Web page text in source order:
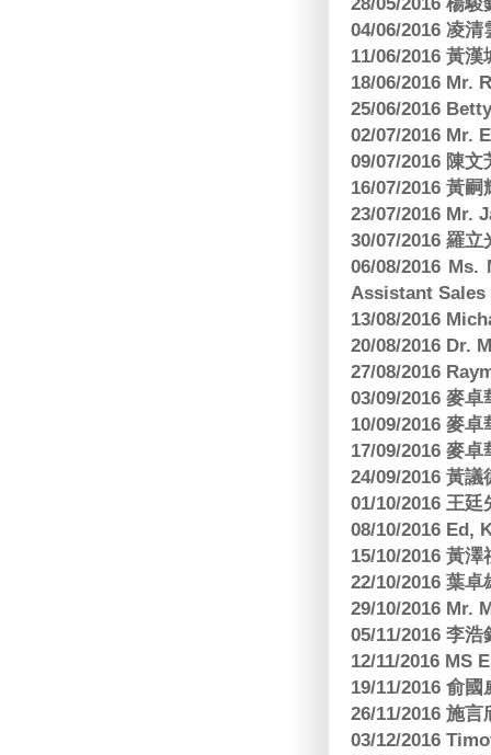
04/06/2016 凌
11/06/2016 黃
18/06/2016 Mr.
25/06/2016
02/07/2016 Mr.
09/07/2016 陳
16/07/2016 黃
23/07/2016 Mr.
30/07/2016 羅
06/08/2016
Assistant Sales
13/08/2016
20/08/2016 Dr.
27/08/2016
03/09/2016 麥
10/09/2016 麥
17/09/2016 麥
24/09/2016 黃
01/10/2016 王
08/10/2016 Ed,
15/10/2016 黃
22/10/2016 葉
29/10/2016 Mr.
05/11/2016 李
12/11/2016 MS
19/11/2016 俞
26/11/2016 施
03/12/2016